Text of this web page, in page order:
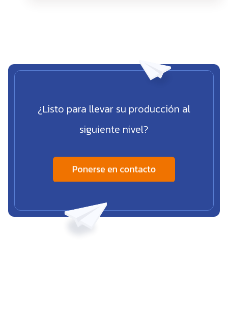
¿Listo para llevar su producción al
siguiente nivel?